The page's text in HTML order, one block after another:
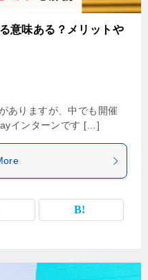
意味ある？メリットや
ありますが、中でも開催
インターンです […]